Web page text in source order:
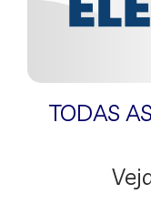
TODAS